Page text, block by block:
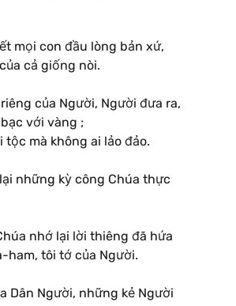
mọi con đầu lòng bản xứ,
cả giống nòi.
của Người, Người đưa ra,
với vàng ;
tộc mà không ai lảo đảo.
những kỳ công Chúa thực
nhớ lại lời thiêng đã hứa
ham, tôi tớ của Người.
Dân Người, những kẻ Người